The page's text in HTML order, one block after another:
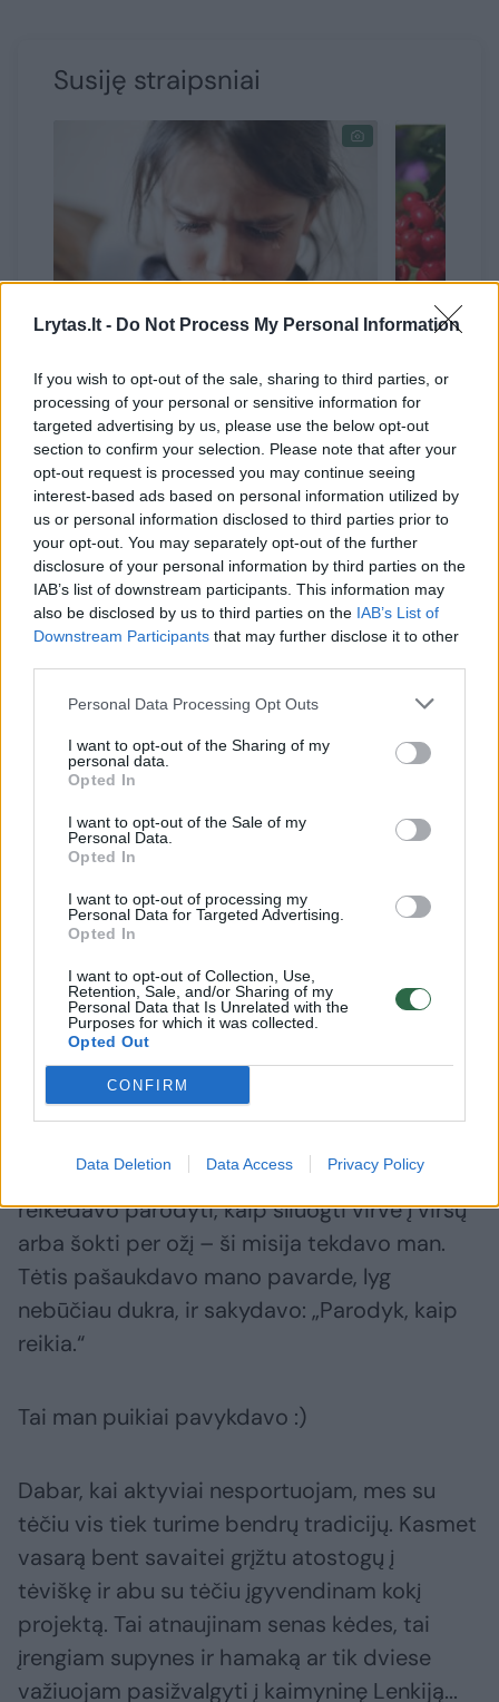
Lrytas.lt - Do Not Process My Personal Information
If you wish to opt-out of the sale, sharing to third parties, or
processing of your personal or sensitive information for
targeted advertising by us, please use the below opt-out
section to confirm your selection. Please note that after your
opt-out request is processed you may continue seeing
interest-based ads based on personal information utilized by
us or personal information disclosed to third parties prior to
your opt-out. You may separately opt-out of the further
disclosure of your personal information by third parties on the
IAB’s list of downstream participants. This information may
also be disclosed by us to third parties on the IAB’s List of
Downstream Participants that may further disclose it to other
Personal Data Processing Opt Outs
I want to opt-out of the Sharing of my
personal data.
Opted In
I want to opt-out of the Sale of my
Personal Data.
Opted In
I want to opt-out of processing my
Personal Data for Targeted Advertising.
Opted In
I want to opt-out of Collection, Use,
Retention, Sale, and/or Sharing of my
Personal Data that Is Unrelated with the
Purposes for which it was collected.
Opted Out
CONFIRM
Data Deletion Data Access Privacy Policy
Susiję straipsniai
mamos likusiai mažylei –
antras smūgis šeimoje
Anuomet šeimų varžybose turėjo būti 4
dalyviai, o mes jau buvome penkiese. Aišku,
silpniausia grandis, t. y., aš, turėjo
nedalyvauti. Tačiau aš irgi bėgdavau trumpas
nesuprasdavau, kad mano rezultatai niekur
neskaičiuojami.
Perkirtus finišo juostelę mane sugaudavo
tėtis ir sukdavo aukštai iškėlęs... Kai mūsų
šeima laimėdavo varžybas, keturi medaliai
suguldavo ant namiškių krūtinių, o aš
Tokios nuotraukos patekdavo į rajoninį
laikraštį ir aš jausdavausi dar ypatingesnė.
Vienas kitam ypatingi
Vėliau, per kūno kultūros pamokas, kai
reikėdavo parodyti, kaip sliuogti virve į viršų
arba šokti per ožį – ši misija tekdavo man.
Tėtis pašaukdavo mano pavarde, lyg
nebūčiau dukra, ir sakydavo: „Parodyk, kaip
reikia.“
Tai man puikiai pavykdavo :)
Dabar, kai aktyviai nesportuojam, mes su
tėčiu vis tiek turime bendrų tradicijų. Kasmet
vasarą bent savaitei grįžtu atostogų į
tėviškę ir abu su tėčiu įgyvendinam kokį
projektą. Tai atnaujinam senas kėdes, tai
įrengiam supynes ir hamaką ar tik dviese
važiuojam pasižvalgyti į kaimyninę Lenkiją...